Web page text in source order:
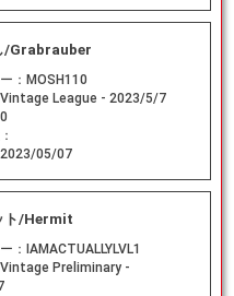
/Grabrauber
： MOSH110
Vintage League - 2023/5/7
2023/05/07
ト/Hermit
： IAMACTUALLYLVL1
Vintage Preliminary -